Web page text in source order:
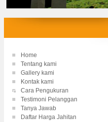
Home
Tentang kami
Gallery kami
Kontak kami
Cara Pengukuran
Testimoni Pelanggan
Tanya Jawab
Daftar Harga Jahitan